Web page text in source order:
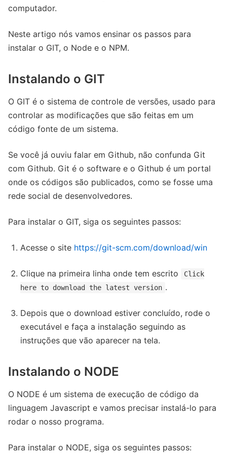
computador.
Neste artigo nós vamos ensinar os passos para
instalar o GIT, o Node e o NPM.
Instalando o GIT
O GIT é o sistema de controle de versões, usado para
controlar as modificações que são feitas em um
código fonte de um sistema.
Se você já ouviu falar em Github, não confunda Git
com Github. Git é o software e o Github é um portal
onde os códigos são publicados, como se fosse uma
rede social de desenvolvedores.
Para instalar o GIT, siga os seguintes passos:
Acesse o site https://git-scm.com/download/win
Clique na primeira linha onde tem escrito
Click
here to download the latest version .
Depois que o download estiver concluído, rode o
executável e faça a instalação seguindo as
instruções que vão aparecer na tela.
Instalando o NODE
O NODE é um sistema de execução de código da
linguagem Javascript e vamos precisar instalá-lo para
rodar o nosso programa.
Para instalar o NODE, siga os seguintes passos: